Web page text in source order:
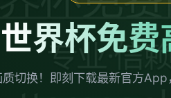
世界杯免费
切换！即刻下载最新官方